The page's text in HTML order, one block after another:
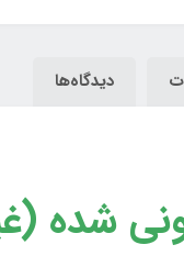
دیدگاه‌ها
شده